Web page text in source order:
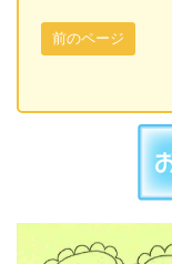
前のページ